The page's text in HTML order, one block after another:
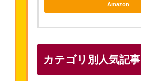
Amazon
カテゴリ別人気記事